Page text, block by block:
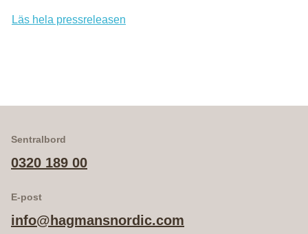
Läs hela pressreleasen
Sentralbord
0320 189 00
E-post
info@hagmansnordic.com